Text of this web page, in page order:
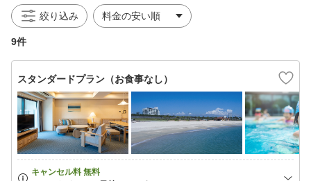
絞り込み
9件
スタンダードプラン（お食事なし）